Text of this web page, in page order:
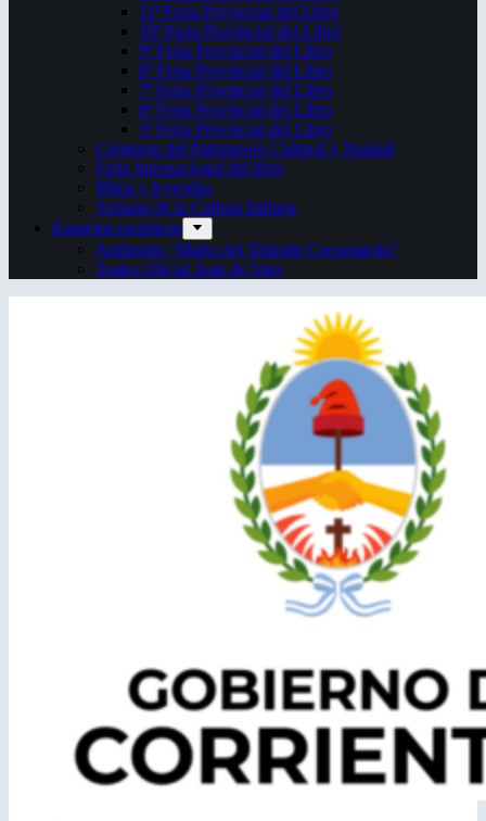
11ª Feria Provincial del Libro
10ª Feria Provincial del Libro
9ª Feria Provincial del Libro
8ª Feria Provincial del Libro
7ª Feria Provincial del Libro
6ª Feria Provincial del Libro
5ª Feria Provincial del Libro
Congreso del Patrimonio Cultural y Natural
Feria Internacional del libro
Mitos y leyendas
Semana de la Cultura Italiana
Espacios escénicos
Anfiteatro “Mario del Tránsito Cocomarola”
Teatro Oficial Juan de Vera